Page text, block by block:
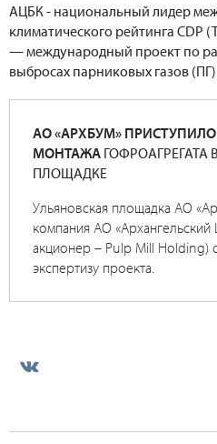
АЦБК - национальный лидер
климатического рейтинга CDP
— международный проект по
выбросах парниковых газов (ПГ)
АО «АРХБУМ»
МОНТАЖА ГОФРОАГРЕГАТА
ПЛОЩАДКЕ
Ульяновская площадка АО
компания АО
акционер – Pulp Mill Holding)
экспертизу проекта.